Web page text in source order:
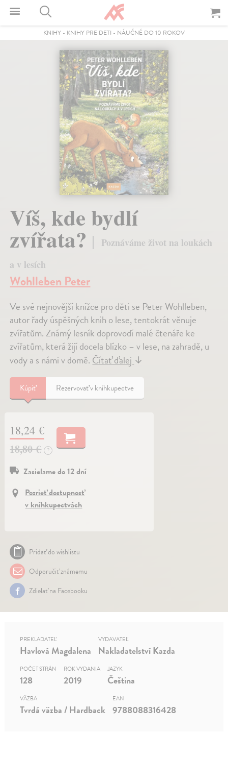
KNIHY - KNIHY PRE DETI - NÁUČNÉ DO 10 ROKOV
Víš, kde bydlí
zvířata?
Poznáváme život na loukách
a v lesích
Wohlleben Peter
Ve své nejnovější knížce pro děti se Peter Wohlleben,
autor řady úspěšných knih o lese, tentokrát věnuje
zvířatům. Známý lesník doprovodí malé čtenáře ke
zvířatům, která žijí docela blízko – v lese, na zahradě, u
vody a s námi v domě.Čítať ďalej↓
Kúpiť Rezervovať v kníhkupectve
18,24 €
18,80 €
?
Zasielame do 12 dní
Pozrieť dostupnosť
v kníhkupectvách
Pridať do wishlistu
Odporučiť známemu
Zdielať na Facebooku
PREKLADATEĽ
Havlová Magdalena
VYDAVATEĽ
Nakladatelství Kazda
POČET STRÁN
128
ROK VYDANIA
2019
JAZYK
Čeština
VÄZBA
Tvrdá väzba / Hardback
EAN
9788088316428